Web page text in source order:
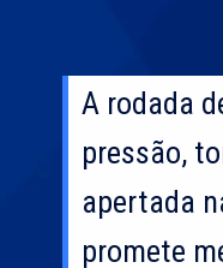
A rodada
pressão,
apertada
promete
A rodada
pressão,
apertada
promete